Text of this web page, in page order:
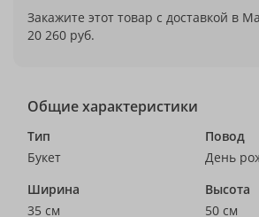
Закажите этот товар с доставкой в
20 260 руб.
Общие характеристики
Тип
Букет
Повод
День
Ширина
35 см
Высота
50 см